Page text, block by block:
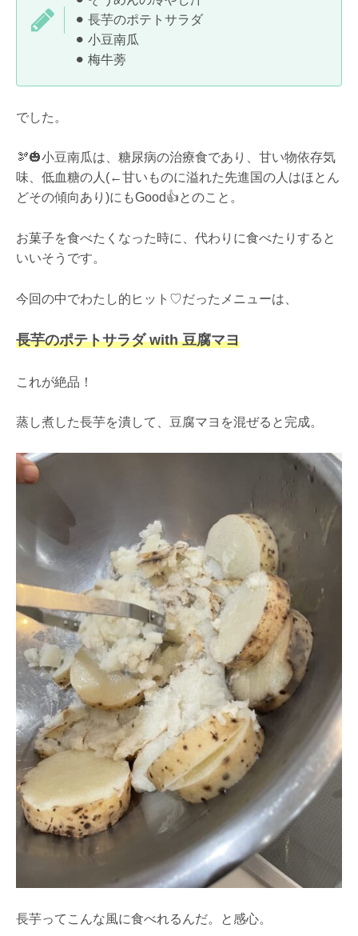
⚫︎ 長芋のポテトサラダ
⚫︎ 小豆南瓜
⚫︎ 梅牛蒡
でした。
🫘🎃小豆南瓜は、糖尿病の治療食であり、甘い物依存気
味、低血糖の人 (←甘いものに溢れた先進国の人はほとん
どその傾向あり )にもGood👍とのこと。
お菓子を食べたくなった時に、代わりに食べたりすると
いいそうです。
今回の中でわたし的ヒット ♡だったメニューは、
長芋のポテトサラダ with 豆腐マヨ
これが絶品！
蒸し煮した長芋を潰して、豆腐マヨを混ぜると完成。
長芋ってこんな風に食べれるんだ。と感心。